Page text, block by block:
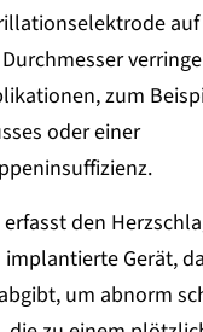
zum
oder einer
den
implantierte Gerät,
um abnorm